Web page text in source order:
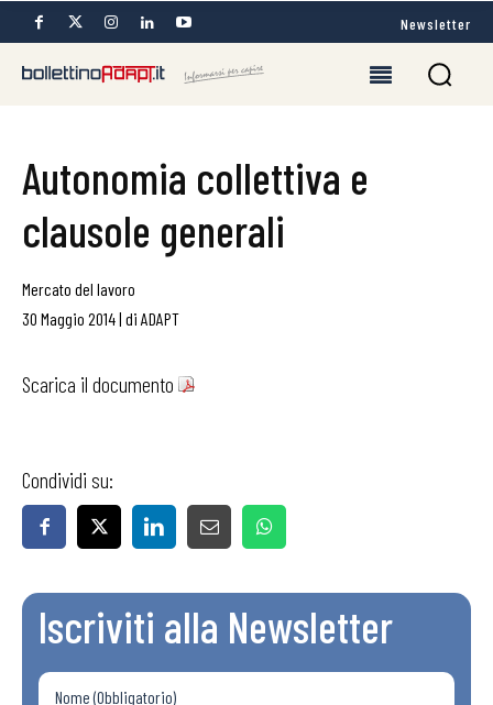
Newsletter
Autonomia collettiva e
clausole generali
Mercato del lavoro
30 Maggio 2014| di ADAPT
Scarica il documento
Condividi su:
Iscriviti alla Newsletter